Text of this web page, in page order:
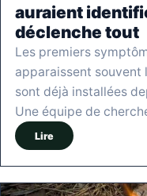
auraient
déclenche tout
Les premiers
apparaissent souvent
sont déjà installées
Une équipe de
Lire